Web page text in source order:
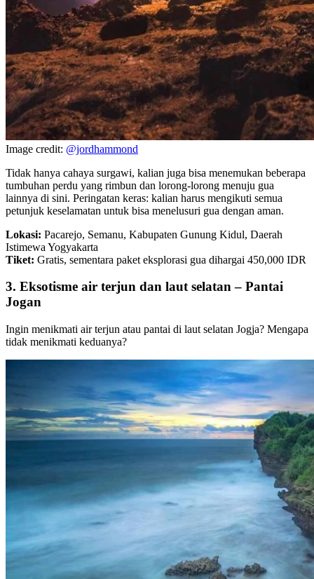
Image credit: @jordhammond
Tidak hanya cahaya surgawi, kalian juga bisa menemukan beberapa
tumbuhan perdu yang rimbun dan lorong-lorong menuju gua
lainnya di sini. Peringatan keras: kalian harus mengikuti semua
petunjuk keselamatan untuk bisa menelusuri gua dengan aman.
Lokasi: Pacarejo, Semanu, Kabupaten Gunung Kidul, Daerah
Istimewa Yogyakarta
Tiket: Gratis, sementara paket eksplorasi gua dihargai 450,000 IDR
3. Eksotisme air terjun dan laut selatan – Pantai
Jogan
Ingin menikmati air terjun atau pantai di laut selatan Jogja? Mengapa
tidak menikmati keduanya?